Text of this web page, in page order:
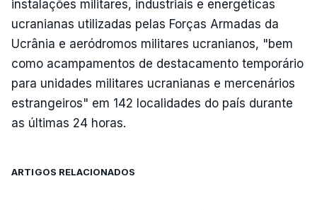
instalações militares, industriais e energéticas
ucranianas utilizadas pelas Forças Armadas da
Ucrânia e aeródromos militares ucranianos, "bem
como acampamentos de destacamento temporário
para unidades militares ucranianas e mercenários
estrangeiros" em 142 localidades do país durante
as últimas 24 horas.
ARTIGOS RELACIONADOS